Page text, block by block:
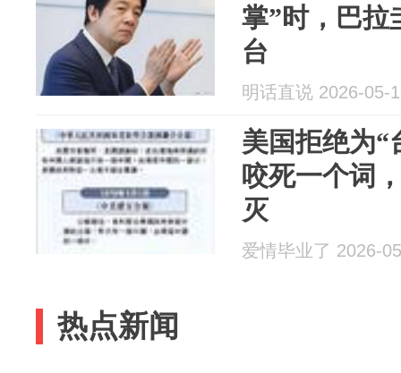
掌”时，巴拉
台
明话直说 2026-05-
美国拒绝为“
咬死一个词
灭
爱情毕业了 2026-
热点新闻